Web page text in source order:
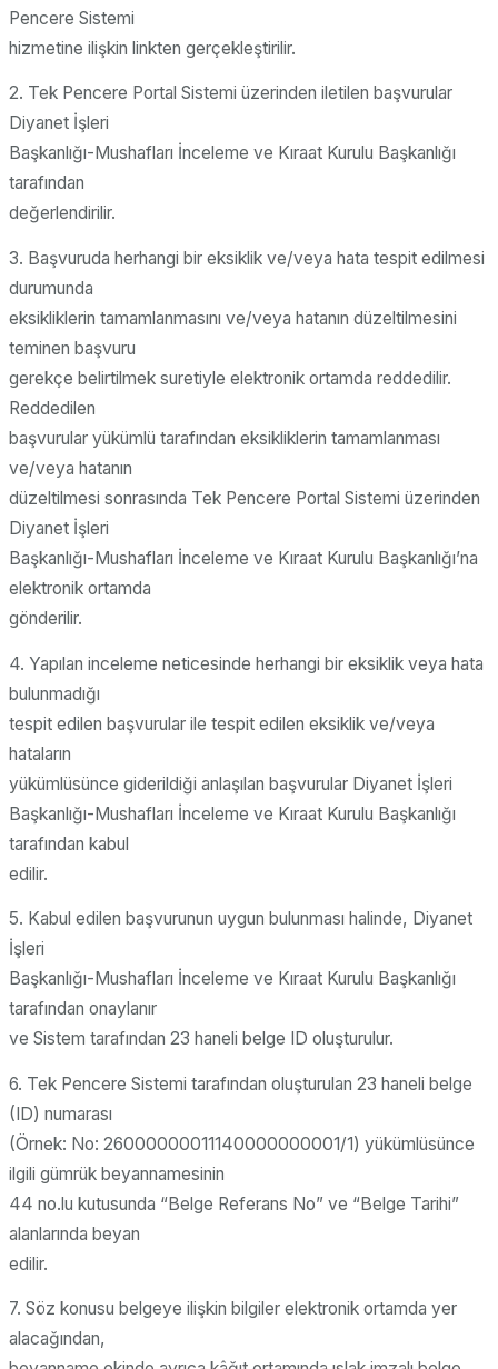
Pencere Sistemi
hizmetine ilişkin linkten gerçekleştirilir.
2. Tek Pencere Portal Sistemi üzerinden iletilen başvurular
Diyanet İşleri
Başkanlığı-Mushafları İnceleme ve Kıraat Kurulu Başkanlığı
tarafından
değerlendirilir.
3. Başvuruda herhangi bir eksiklik ve/veya hata tespit edilmesi
durumunda
eksikliklerin tamamlanmasını ve/veya hatanın düzeltilmesini
teminen başvuru
gerekçe belirtilmek suretiyle elektronik ortamda reddedilir.
Reddedilen
başvurular yükümlü tarafından eksikliklerin tamamlanması
ve/veya hatanın
düzeltilmesi sonrasında Tek Pencere Portal Sistemi üzerinden
Diyanet İşleri
Başkanlığı-Mushafları İnceleme ve Kıraat Kurulu Başkanlığı’na
elektronik ortamda
gönderilir.
4. Yapılan inceleme neticesinde herhangi bir eksiklik veya hata
bulunmadığı
tespit edilen başvurular ile tespit edilen eksiklik ve/veya
hataların
yükümlüsünce giderildiği anlaşılan başvurular Diyanet İşleri
Başkanlığı-Mushafları İnceleme ve Kıraat Kurulu Başkanlığı
tarafından kabul
edilir.
5. Kabul edilen başvurunun uygun bulunması halinde, Diyanet
İşleri
Başkanlığı-Mushafları İnceleme ve Kıraat Kurulu Başkanlığı
tarafından onaylanır
ve Sistem tarafından 23 haneli belge ID oluşturulur.
6. Tek Pencere Sistemi tarafından oluşturulan 23 haneli belge
(ID) numarası
(Örnek: No: 26000000011140000000001/1) yükümlüsünce
ilgili gümrük beyannamesinin
44 no.lu kutusunda “Belge Referans No” ve “Belge Tarihi”
alanlarında beyan
edilir.
7. Söz konusu belgeye ilişkin bilgiler elektronik ortamda yer
alacağından,